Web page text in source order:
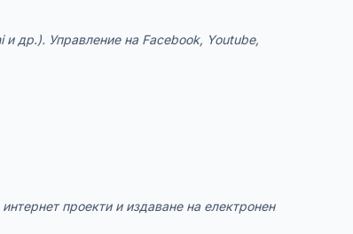
и др.). Управление на Facebook, Youtube,
проекти и издаване на електронен